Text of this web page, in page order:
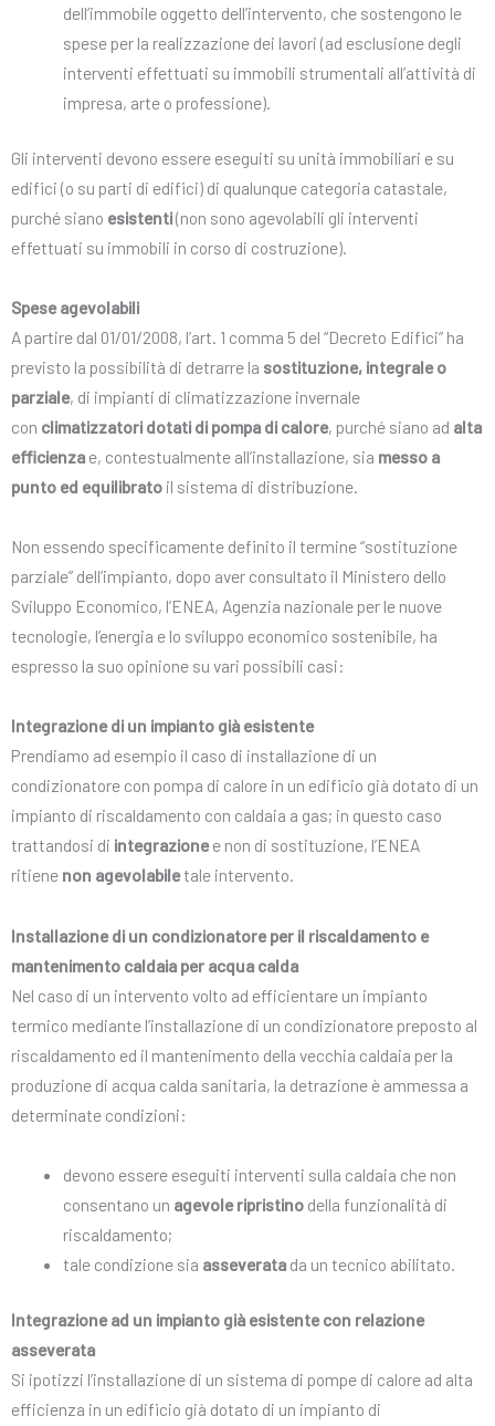
dell’immobile oggetto dell’intervento, che sostengono le
spese per la realizzazione dei lavori (ad esclusione degli
interventi effettuati su immobili strumentali all’attività di
impresa, arte o professione).
Gli interventi devono essere eseguiti su unità immobiliari e su
edifici (o su parti di edifici) di qualunque categoria catastale,
purché siano esistenti(non sono agevolabili gli interventi
effettuati su immobili in corso di costruzione).
Spese agevolabili
A partire dal 01/01/2008, l’art. 1 comma 5 del “Decreto Edifici” ha
previsto la possibilità di detrarre la sostituzione, integrale o
parziale, di impianti di climatizzazione invernale
con climatizzatori dotati di pompa di calore, purché siano ad alta
efficienza e, contestualmente all’installazione, sia messo a
punto ed equilibrato il sistema di distribuzione.
Non essendo specificamente definito il termine “sostituzione
parziale” dell’impianto, dopo aver consultato il Ministero dello
Sviluppo Economico, l’ENEA, Agenzia nazionale per le nuove
tecnologie, l’energia e lo sviluppo economico sostenibile, ha
espresso la suo opinione su vari possibili casi:
Integrazione di un impianto già esistente
Prendiamo ad esempio il caso di installazione di un
condizionatore con pompa di calore in un edificio già dotato di un
impianto di riscaldamento con caldaia a gas; in questo caso
trattandosi di integrazionee non di sostituzione, l’ENEA
ritiene non agevolabiletale intervento.
Installazione di un condizionatore per il riscaldamento e
mantenimento caldaia per acqua calda
Nel caso di un intervento volto ad efficientare un impianto
termico mediante l’installazione di un condizionatore preposto al
riscaldamento ed il mantenimento della vecchia caldaia per la
produzione di acqua calda sanitaria, la detrazione è ammessa a
determinate condizioni:
devono essere eseguiti interventi sulla caldaia che non
consentano un agevole ripristinodella funzionalità di
riscaldamento;
tale condizione sia asseveratada un tecnico abilitato.
Integrazione ad un impianto già esistente con relazione
asseverata
Si ipotizzi l’installazione di un sistema di pompe di calore ad alta
efficienza in un edificio già dotato di un impianto di